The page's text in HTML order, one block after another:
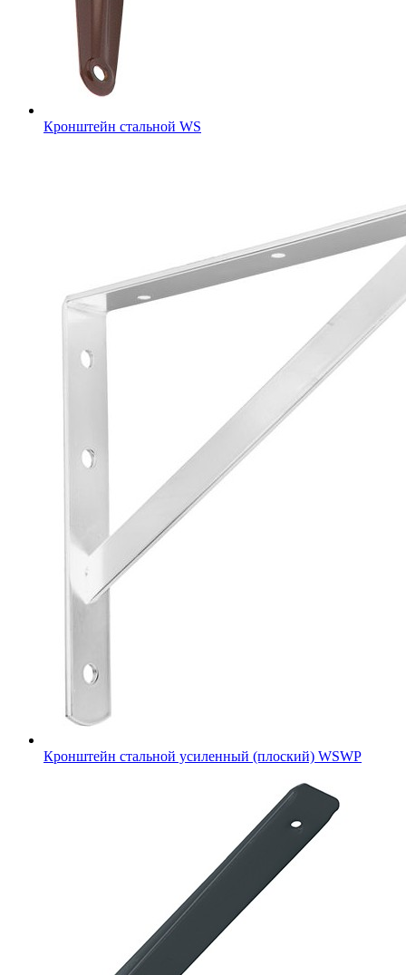
Кронштейн стальной WS
Кронштейн стальной усиленный (плоский) WSWP